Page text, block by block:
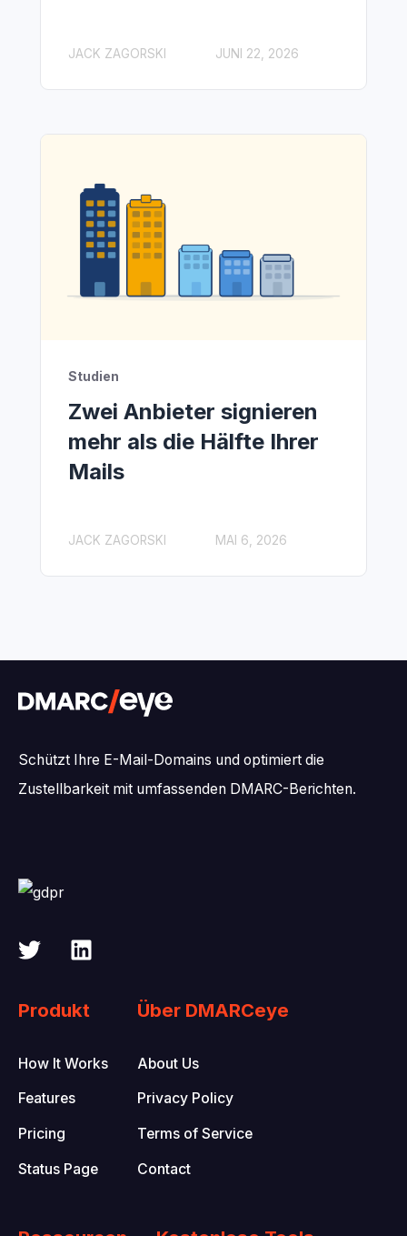
JACK ZAGORSKI JUNI 22, 2026
Studien
Zwei Anbieter signieren
mehr als die Hälfte Ihrer
Mails
JACK ZAGORSKI MAI 6, 2026
Schützt Ihre E-Mail-Domains und optimiert die
Zustellbarkeit mit umfassenden DMARC-Berichten.
Produkt
How It Works
Features
Pricing
Status Page
Über DMARCeye
About Us
Privacy Policy
Terms of Service
Contact